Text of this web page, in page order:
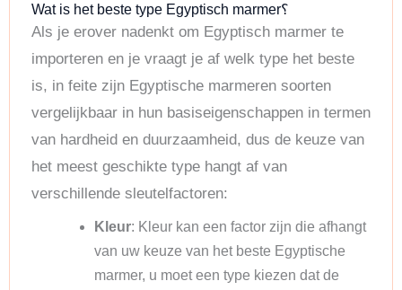
Wat is het beste type Egyptisch marmer؟
Als je erover nadenkt om Egyptisch marmer te
importeren en je vraagt je af welk type het beste
is, in feite zijn Egyptische marmeren soorten
vergelijkbaar in hun basiseigenschappen in termen
van hardheid en duurzaamheid, dus de keuze van
het meest geschikte type hangt af van
verschillende sleutelfactoren:
Kleur: Kleur kan een factor zijn die afhangt
van uw keuze van het beste Egyptische
marmer, u moet een type kiezen dat de